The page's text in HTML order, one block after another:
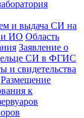
и выдача СИ на
и ИО Область
Заявление о
СИ в ФГИС
и свидетельства
Размещение
к